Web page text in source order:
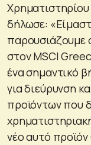
δήλωσε:
παρουσιάζουμε
στον MSCI
ένα σημαντικό
για διεύρυνση
προϊόντων που
νέο αυτό